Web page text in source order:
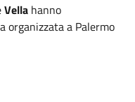
Vella hanno
organizzata a Palermo